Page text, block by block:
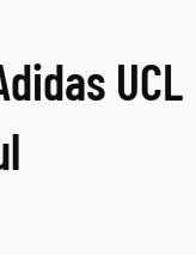
UCL